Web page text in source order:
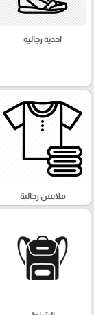
احذية رجالية
ملابس رجالية